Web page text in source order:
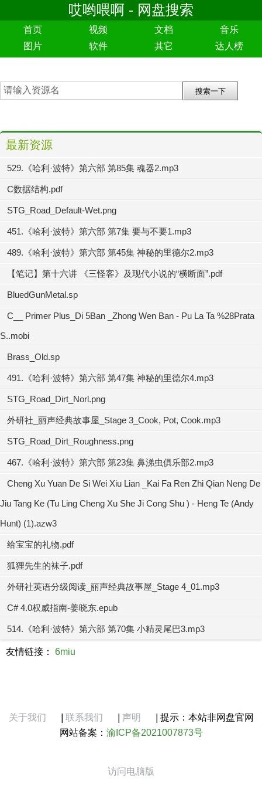
哎哟喂啊 - 网盘搜索
首页 视频 文档
音乐
图片
软件 其它 达人榜
最新资源
529.《哈利·波特》第六部 第85集 魂器2.mp3
C数据结构.pdf
STG_Road_Default-Wet.png
451.《哈利·波特》第六部 第7集 要与不要1.mp3
489.《哈利·波特》第六部 第45集 神秘的里德尔2.mp3
【笔记】第十六讲 《三怪客》及现代小说的“横断面”.pdf
BluedGunMetal.sp
C__ Primer Plus_Di 5Ban _Zhong Wen Ban - Pu La Ta %28Prata
S..mobi
Brass_Old.sp
491.《哈利·波特》第六部 第47集 神秘的里德尔4.mp3
STG_Road_Dirt_Norl.png
外研社_丽声经典故事屋_Stage 3_Cook, Pot, Cook.mp3
STG_Road_Dirt_Roughness.png
467.《哈利·波特》第六部 第23集 鼻涕虫俱乐部2.mp3
Cheng Xu Yuan De Si Wei Xiu Lian _Kai Fa Ren Zhi Qian Neng De
Jiu Tang Ke (Tu Ling Cheng Xu She Ji Cong Shu ) - Heng Te (Andy
Hunt) (1).azw3
给宝宝的礼物.pdf
狐狸先生的袜子.pdf
外研社英语分级阅读_丽声经典故事屋_Stage 4_01.mp3
C# 4.0权威指南-姜晓东.epub
514.《哈利·波特》第六部 第70集 小精灵尾巴3.mp3
友情链接： 6miu
关于我们 联系我们 声明
提示：本站非网盘官网
网站备案： 渝ICP备2021007873号
访问电脑版